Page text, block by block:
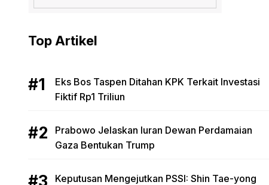
Top Artikel
Eks Bos Taspen Ditahan KPK Terkait Investasi
Fiktif Rp1 Triliun
Prabowo Jelaskan Iuran Dewan Perdamaian
Gaza Bentukan Trump
Keputusan Mengejutkan PSSI: Shin Tae-yong